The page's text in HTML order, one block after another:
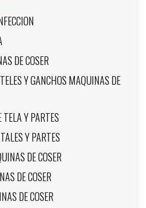
DE COSER
Y GANCHOS MAQUINAS DE
TELA Y PARTES
Y PARTES
DE COSER
DE COSER
DE COSER